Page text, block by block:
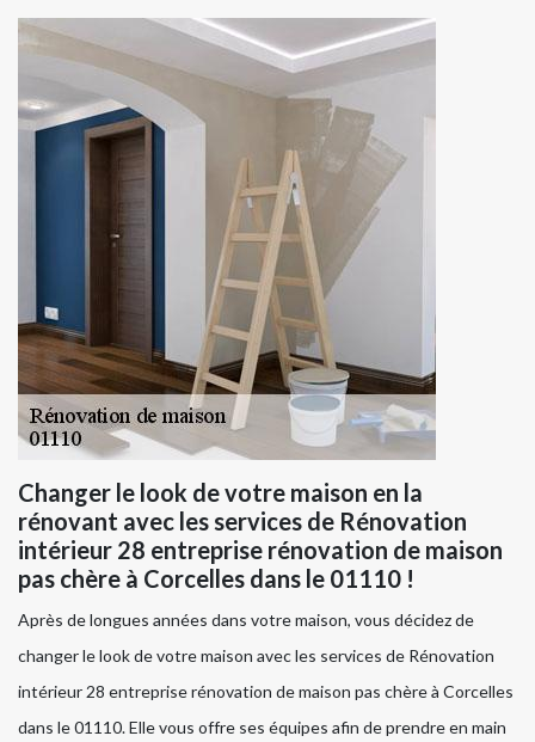
Changer le look de votre maison en la
rénovant avec les services de Rénovation
intérieur 28 entreprise rénovation de maison
pas chère à Corcelles dans le 01110 !
Après de longues années dans votre maison, vous décidez de
changer le look de votre maison avec les services de Rénovation
intérieur 28 entreprise rénovation de maison pas chère à Corcelles
dans le 01110. Elle vous offre ses équipes afin de prendre en main